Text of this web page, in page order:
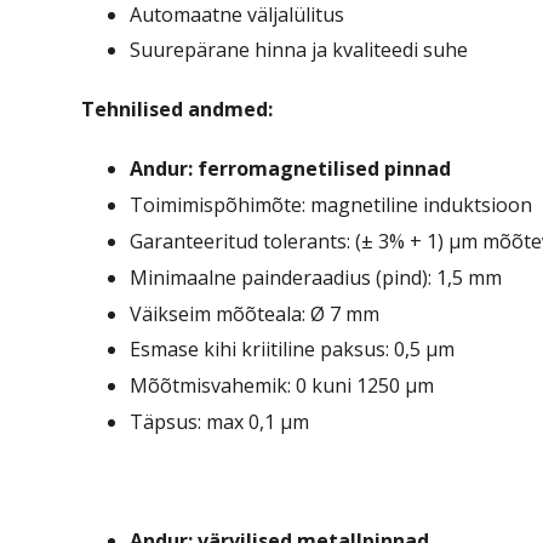
Automaatne väljalülitus
Suurepärane hinna ja kvaliteedi suhe
Tehnilised andmed:
Andur: ferromagnetilised pinnad
Toimimispõhimõte: magnetiline induktsioon
Garanteeritud tolerants: (± 3% + 1) µm
Minimaalne painderaadius (pind): 1,5 mm
Väikseim mõõteala: Ø 7 mm
Esmase kihi kriitiline paksus: 0,5 μm
Mõõtmisvahemik: 0 kuni 1250 µm
Täpsus: max 0,1 µm